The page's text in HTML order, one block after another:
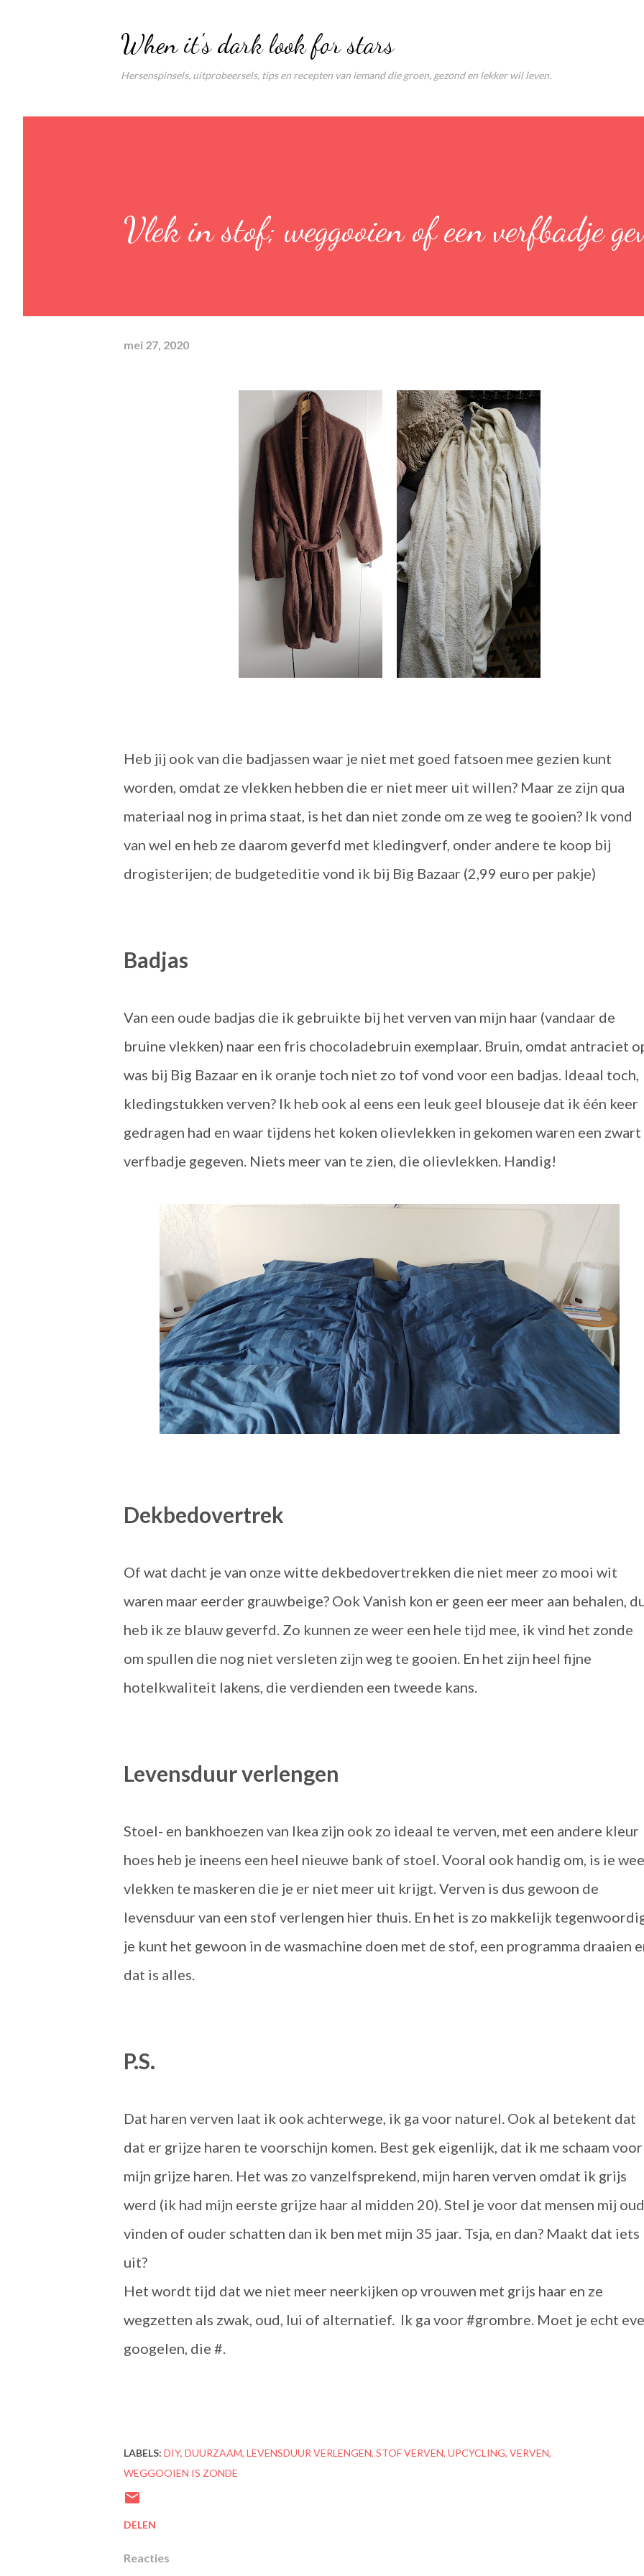
When it's dark look for stars
Hersenspinsels, uitprobeersels, tips en recepten van iemand die groen, gezond en lekker wil leven.
Vlek in stof; weggooien of een verfbadje
mei 27, 2020
Heb jij ook van die badjassen waar je niet met goed fatsoen mee gezien kunt
worden, omdat ze vlekken hebben die er niet meer uit willen? Maar ze zijn qua
materiaal nog in prima staat, is het dan niet zonde om ze weg te gooien? Ik vond
van wel en heb ze daarom geverfd met kledingverf, onder andere te koop bij
drogisterijen; de budgeteditie vond ik bij Big Bazaar (2,99 euro per pakje)
Badjas
Van een oude badjas die ik gebruikte bij het verven van mijn haar (vandaar de
bruine vlekken) naar een fris chocoladebruin exemplaar. Bruin, omdat antraciet
was bij Big Bazaar en ik oranje toch niet zo tof vond voor een badjas. Ideaal toch,
kledingstukken verven? Ik heb ook al eens een leuk geel blouseje dat ik één keer
gedragen had en waar tijdens het koken olievlekken in gekomen waren een zwart
verfbadje gegeven. Niets meer van te zien, die olievlekken. Handig!
Dekbedovertrek
Of wat dacht je van onze witte dekbedovertrekken die niet meer zo mooi wit
waren maar eerder grauwbeige? Ook Vanish kon er geen eer meer aan behalen,
heb ik ze blauw geverfd. Zo kunnen ze weer een hele tijd mee, ik vind het zonde
om spullen die nog niet versleten zijn weg te gooien. En het zijn heel fijne
hotelkwaliteit lakens, die verdienden een tweede kans.
Levensduur verlengen
Stoel- en bankhoezen van Ikea zijn ook zo ideaal te verven, met een andere kleur
hoes heb je ineens een heel nieuwe bank of stoel. Vooral ook handig om, is ie
vlekken te maskeren die je er niet meer uit krijgt. Verven is dus gewoon de
levensduur van een stof verlengen hier thuis. En het is zo makkelijk
je kunt het gewoon in de wasmachine doen met de stof, een programma draaien
dat is alles.
P.S.
Dat haren verven laat ik ook achterwege, ik ga voor naturel. Ook al betekent dat
dat er grijze haren te voorschijn komen. Best gek eigenlijk, dat ik me schaam voor
mijn grijze haren. Het was zo vanzelfsprekend, mijn haren verven omdat ik grijs
werd (ik had mijn eerste grijze haar al midden 20). Stel je voor dat mensen mij oud
vinden of ouder schatten dan ik ben met mijn 35 jaar. Tsja, en dan? Maakt dat iets
uit?
Het wordt tijd dat we niet meer neerkijken op vrouwen met grijs haar en ze
wegzetten als zwak, oud, lui of alternatief. Ik ga voor #grombre. Moet je echt
googelen, die #.
LABELS: DIY DUURZAAM LEVENSDUUR VERLENGEN STOF VERVEN UPCYCLING VERVEN
WEGGOOIEN IS ZONDE
DELEN
Reacties